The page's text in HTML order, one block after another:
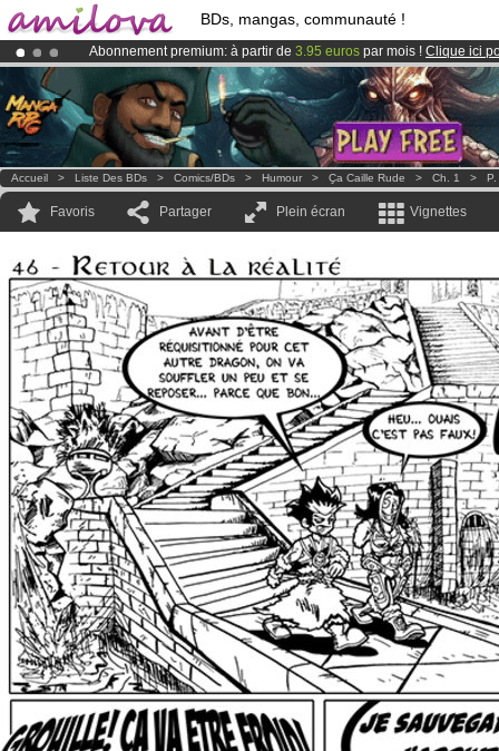
BDs, mangas, communauté !
Abonnement premium: à partir de 3.95 euros par mois ! Clique ici
Déjà 100000membreset 1000BDs & Mangas!
LeKickstarter Amilova est désormais lancé
Accueil > Liste Des BDs > Comics/BDs > Humour > Ҫa Caille Rude > Ch. 1 >
Favoris Partager Plein écran Vignettes